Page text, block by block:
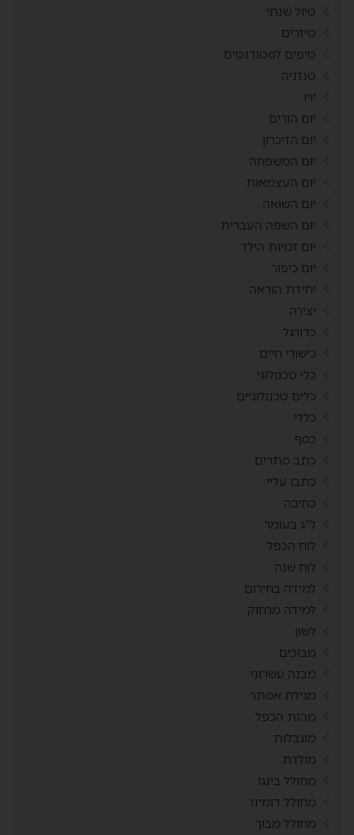
טיול שנתי
טיזרים
טיפים לסטודנטים
טנזניה
יויו
יום הורים
יום הזיכרון
יום המשפחה
יום העצמאות
יום השואה
יום השפה העברית
יום זכויות הילד
יום כיפור
יחידת הוראה
יצירה
כדורגל
כישורי חיים
כלי טכנולוגי
כלים טכנולוגיים
כללי
כסף
כתב סתרים
כתבו עליי
כתיבה
ל"ג בעומר
לוח הכפל
לוח שנה
למידה בחירום
למידה מרחוק
לשון
מבוכים
מבנה עשרוני
מגילת אסתר
מהות הכפל
מוגבלות
מולדת
מחולל בינגו
מחולל דומינו
מחולל מבוך